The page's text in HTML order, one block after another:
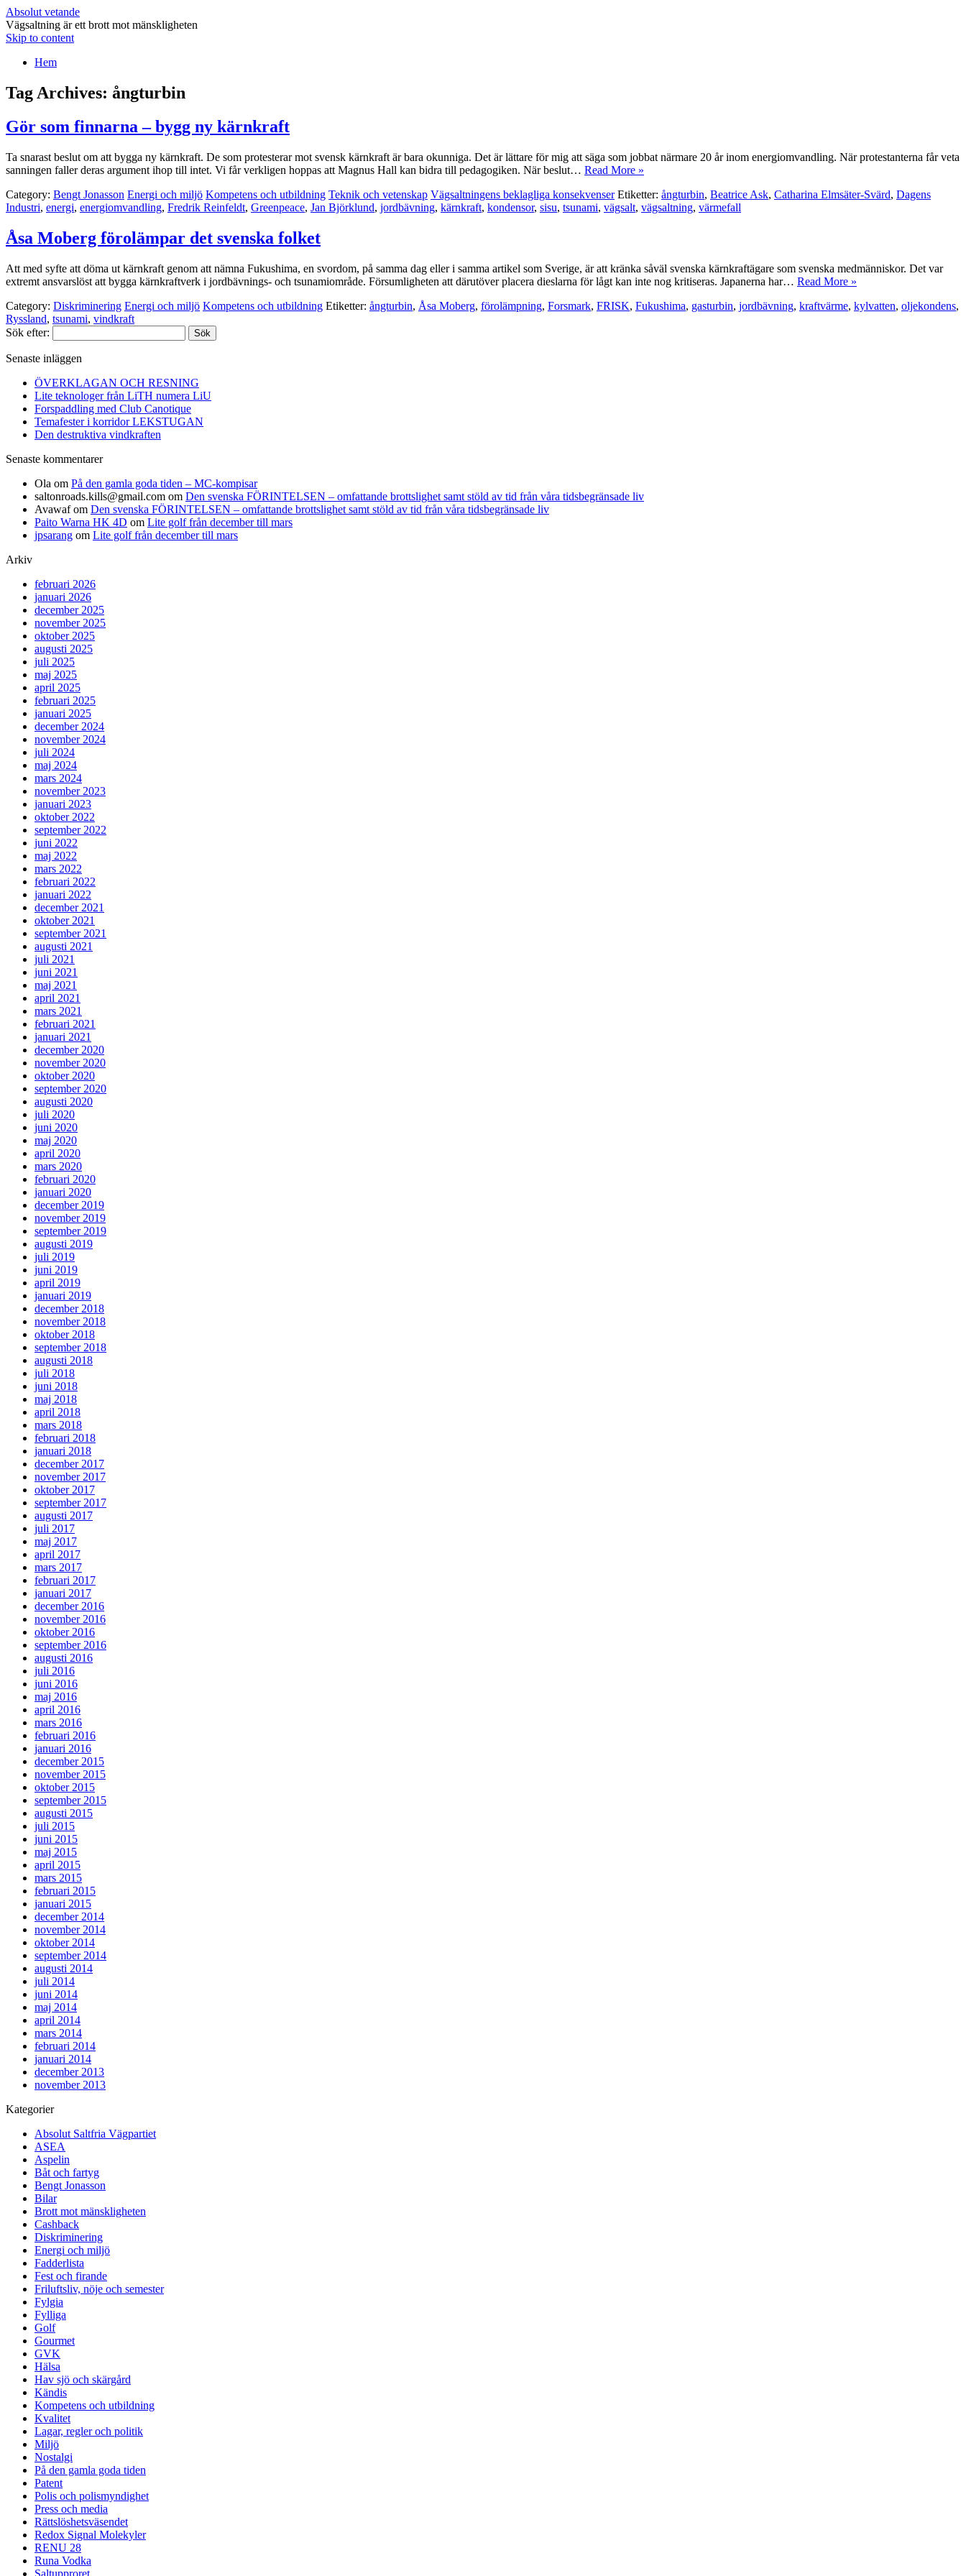
Absolut vetande
Vägsaltning är ett brott mot mänskligheten
Skip to content
Hem
Tag Archives: ångturbin
Gör som finnarna – bygg ny kärnkraft
Ta snarast beslut om att bygga ny kärnkraft. De som protesterar mot svensk kärnkraft är bara okunniga. Det är lättare för mig att säga som jobbat närmare 20 år inom energiomvandling. När protestanterna får veta
sanningen faller deras argument ihop till intet. Vi får verkligen hoppas att Magnus Hall kan bidra till pedagogiken. När beslut… Read More »
Category: Bengt Jonasson Energi och miljö Kompetens och utbildning Teknik och vetenskap Vägsaltningens beklagliga konsekvenser Etiketter: ångturbin, Beatrice Ask, Catharina Elmsäter-Svärd, Dagens
Industri, energi, energiomvandling, Fredrik Reinfeldt, Greenpeace, Jan Björklund, jordbävning, kärnkraft, kondensor, sisu, tsunami, vägsalt, vägsaltning, värmefall
Åsa Moberg förolämpar det svenska folket
Att med syfte att döma ut kärnkraft genom att nämna Fukushima, en svordom, på samma dag eller i samma artikel som Sverige, är att kränka såväl svenska kärnkraftägare som svenska medmänniskor. Det var
extremt ansvarslöst att bygga kärnkraftverk i jordbävnings- och tsunamiområde. Försumligheten att därutöver placera dieslarna för lågt kan inte nog kritiseras. Japanerna har… Read More »
Category: Diskriminering Energi och miljö Kompetens och utbildning Etiketter: ångturbin, Åsa Moberg, förolämpning, Forsmark, FRISK, Fukushima, gasturbin, jordbävning, kraftvärme, kylvatten, oljekondens,
Ryssland, tsunami, vindkraft
Sök efter:
Senaste inläggen
ÖVERKLAGAN OCH RESNING
Lite teknologer från LiTH numera LiU
Forspaddling med Club Canotique
Temafester i korridor LEKSTUGAN
Den destruktiva vindkraften
Senaste kommentarer
Ola om På den gamla goda tiden – MC-kompisar
saltonroads.kills@gmail.com om Den svenska FÖRINTELSEN – omfattande brottslighet samt stöld av tid från våra tidsbegränsade liv
Avawafom Den svenska FÖRINTELSEN – omfattande brottslighet samt stöld av tid från våra tidsbegränsade liv
Paito Warna HK 4D om Lite golf från december till mars
jpsarang om Lite golf från december till mars
Arkiv
februari 2026
januari 2026
december 2025
november 2025
oktober 2025
augusti 2025
juli 2025
maj 2025
april 2025
februari 2025
januari 2025
december 2024
november 2024
juli 2024
maj 2024
mars 2024
november 2023
januari 2023
oktober 2022
september 2022
juni 2022
maj 2022
mars 2022
februari 2022
januari 2022
december 2021
oktober 2021
september 2021
augusti 2021
juli 2021
juni 2021
maj 2021
april 2021
mars 2021
februari 2021
januari 2021
december 2020
november 2020
oktober 2020
september 2020
augusti 2020
juli 2020
juni 2020
maj 2020
april 2020
mars 2020
februari 2020
januari 2020
december 2019
november 2019
september 2019
augusti 2019
juli 2019
juni 2019
april 2019
januari 2019
december 2018
november 2018
oktober 2018
september 2018
augusti 2018
juli 2018
juni 2018
maj 2018
april 2018
mars 2018
februari 2018
januari 2018
december 2017
november 2017
oktober 2017
september 2017
augusti 2017
juli 2017
maj 2017
april 2017
mars 2017
februari 2017
januari 2017
december 2016
november 2016
oktober 2016
september 2016
augusti 2016
juli 2016
juni 2016
maj 2016
april 2016
mars 2016
februari 2016
januari 2016
december 2015
november 2015
oktober 2015
september 2015
augusti 2015
juli 2015
juni 2015
maj 2015
april 2015
mars 2015
februari 2015
januari 2015
december 2014
november 2014
oktober 2014
september 2014
augusti 2014
juli 2014
juni 2014
maj 2014
april 2014
mars 2014
februari 2014
januari 2014
december 2013
november 2013
Kategorier
Absolut Saltfria Vägpartiet
ASEA
Aspelin
Båt och fartyg
Bengt Jonasson
Bilar
Brott mot mänskligheten
Cashback
Diskriminering
Energi och miljö
Fadderlista
Fest och firande
Friluftsliv, nöje och semester
Fylgia
Fylliga
Golf
Gourmet
GVK
Hälsa
Hav sjö och skärgård
Kändis
Kompetens och utbildning
Kvalitet
Lagar, regler och politik
Miljö
Nostalgi
På den gamla goda tiden
Patent
Polis och polismyndighet
Press och media
Rättslöshetsväsendet
Redox Signal Molekyler
RENU 28
Runa Vodka
Saltupproret